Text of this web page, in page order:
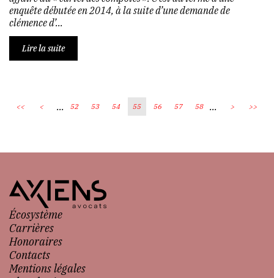
enquête débutée en 2014, à la suite d’une demande de
clémence d’...
Lire la suite
<< < ... 52 53 54 55 56 57 58 ... > >>
Écosystème
Carrières
Honoraires
Contacts
Mentions légales